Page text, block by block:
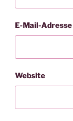
E-Mail-Adresse
Website